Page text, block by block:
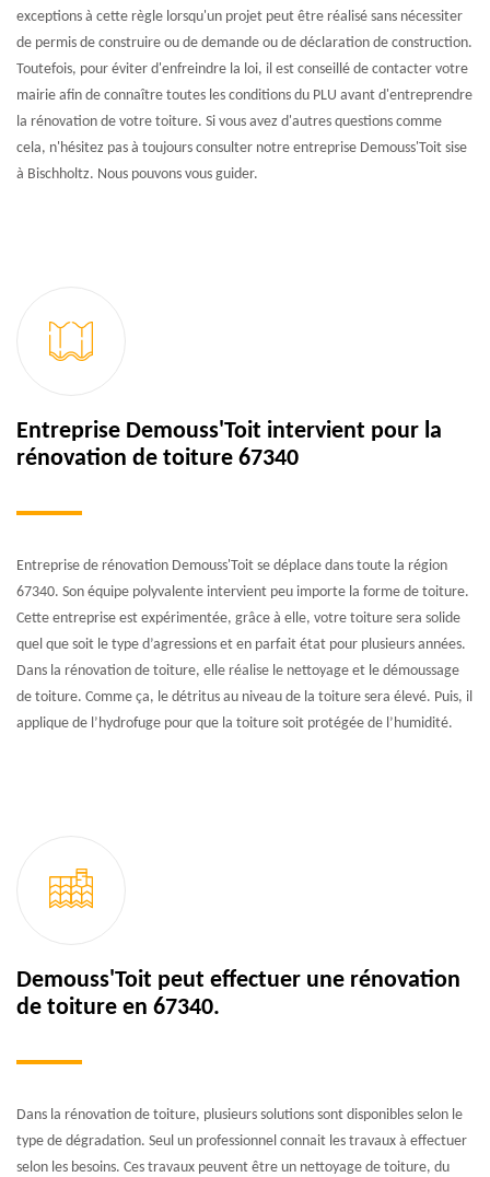
exceptions à cette règle lorsqu'un projet peut être réalisé sans nécessiter
de permis de construire ou de demande ou de déclaration de construction.
Toutefois, pour éviter d'enfreindre la loi, il est conseillé de contacter votre
mairie afin de connaître toutes les conditions du PLU avant d'entreprendre
la rénovation de votre toiture. Si vous avez d'autres questions comme
cela, n'hésitez pas à toujours consulter notre entreprise Demouss'Toit sise
à Bischholtz. Nous pouvons vous guider.
Entreprise Demouss'Toit intervient pour la
rénovation de toiture 67340
Entreprise de rénovation Demouss'Toit se déplace dans toute la région
67340. Son équipe polyvalente intervient peu importe la forme de toiture.
Cette entreprise est expérimentée, grâce à elle, votre toiture sera solide
quel que soit le type d’agressions et en parfait état pour plusieurs années.
Dans la rénovation de toiture, elle réalise le nettoyage et le démoussage
de toiture. Comme ça, le détritus au niveau de la toiture sera élevé. Puis, il
applique de l’hydrofuge pour que la toiture soit protégée de l’humidité.
Demouss'Toit peut effectuer une rénovation
de toiture en 67340.
Dans la rénovation de toiture, plusieurs solutions sont disponibles selon le
type de dégradation. Seul un professionnel connait les travaux à effectuer
selon les besoins. Ces travaux peuvent être un nettoyage de toiture, du